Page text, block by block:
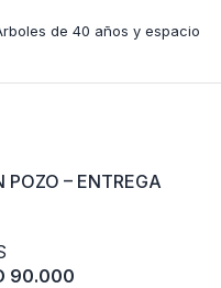
de 40 años y espacio
– ENTREGA
90.000